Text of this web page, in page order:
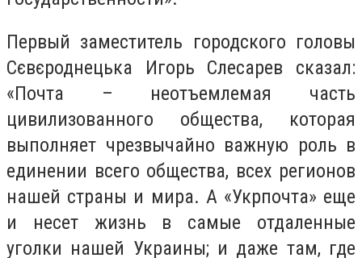
Первый заместитель городского головы
Сєвєроднецька Игорь Слесарев сказал:
«Почта – неотъемлемая часть
цивилизованного общества, которая
выполняет чрезвычайно важную роль в
единении всего общества, всех регионов
нашей страны и мира. А «Укрпочта» еще
и несет жизнь в самые отдаленные
уголки нашей Украины; и даже там, где